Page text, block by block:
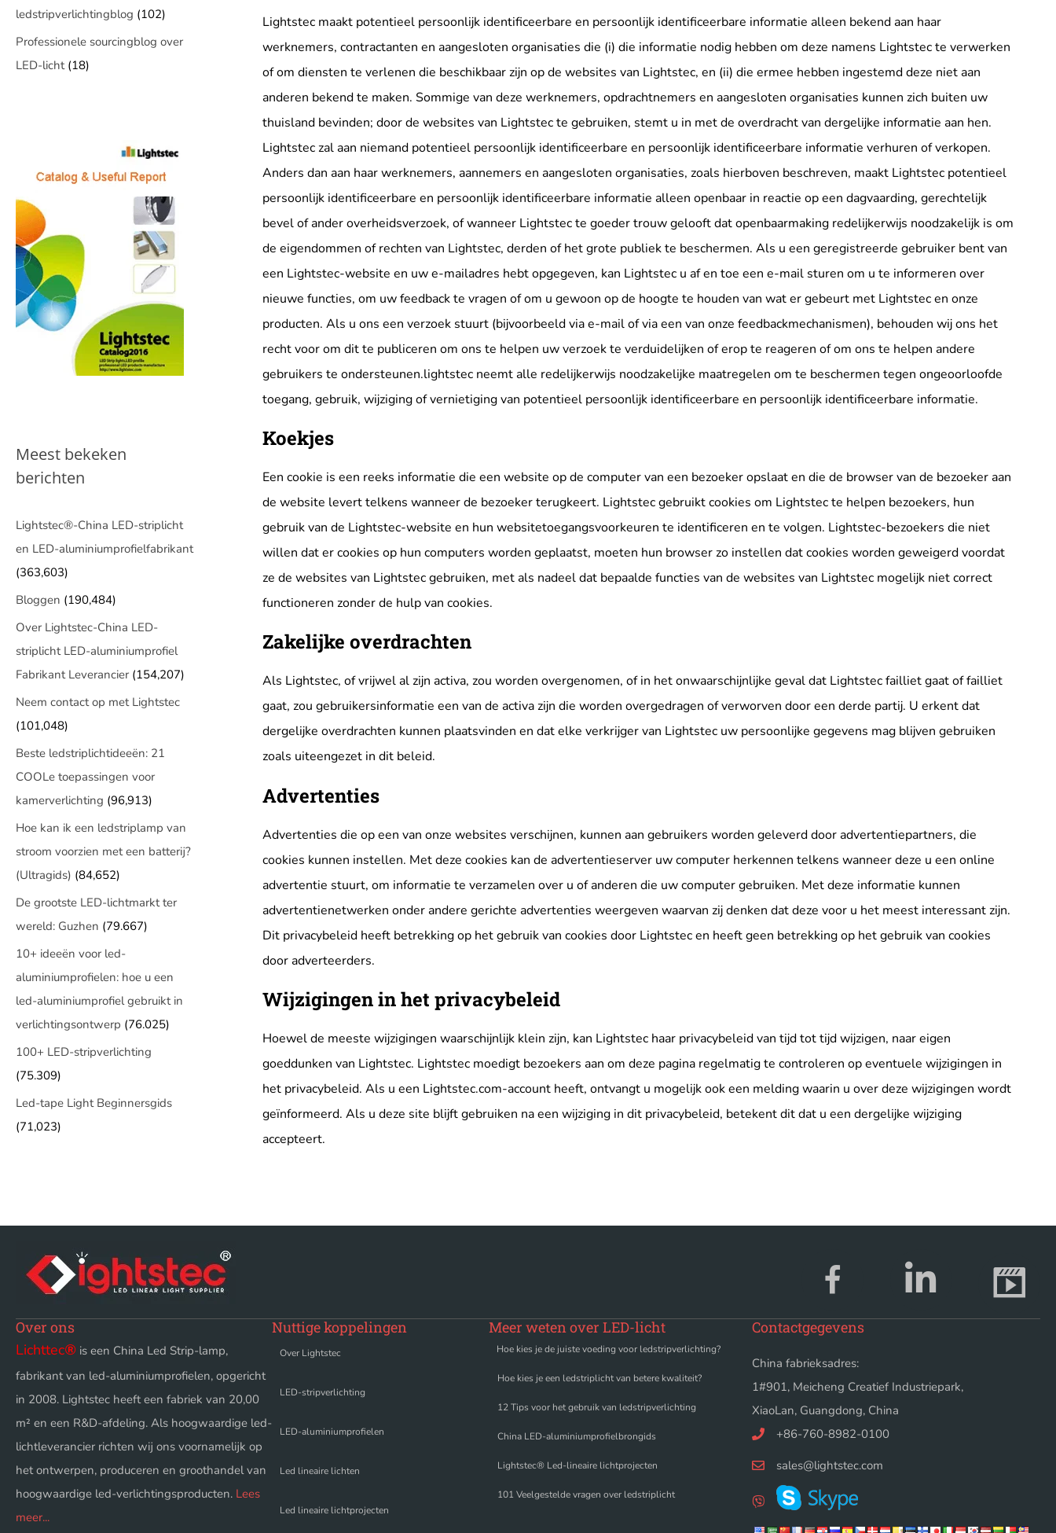
Lightstec maakt potentieel persoonlijk identificeerbare en persoonlijk identificeerbare informatie alleen bekend aan haar
werknemers, contractanten en aangesloten organisaties die (i) die informatie nodig hebben om deze namens Lightstec te verwerken
of om diensten te verlenen die beschikbaar zijn op de websites van Lightstec, en (ii) die ermee hebben ingestemd deze niet aan
anderen bekend te maken. Sommige van deze werknemers, opdrachtnemers en aangesloten organisaties kunnen zich buiten uw
thuisland bevinden; door de websites van Lightstec te gebruiken, stemt u in met de overdracht van dergelijke informatie aan hen.
Lightstec zal aan niemand potentieel persoonlijk identificeerbare en persoonlijk identificeerbare informatie verhuren of verkopen.
Anders dan aan haar werknemers, aannemers en aangesloten organisaties, zoals hierboven beschreven, maakt Lightstec potentieel
persoonlijk identificeerbare en persoonlijk identificeerbare informatie alleen openbaar in reactie op een dagvaarding, gerechtelijk
bevel of ander overheidsverzoek, of wanneer Lightstec te goeder trouw gelooft dat openbaarmaking redelijkerwijs noodzakelijk is om
de eigendommen of rechten van Lightstec, derden of het grote publiek te beschermen. Als u een geregistreerde gebruiker bent van
een Lightstec-website en uw e-mailadres hebt opgegeven, kan Lightstec u af en toe een e-mail sturen om u te informeren over
nieuwe functies, om uw feedback te vragen of om u gewoon op de hoogte te houden van wat er gebeurt met Lightstec en onze
producten. Als u ons een verzoek stuurt (bijvoorbeeld via e-mail of via een van onze feedbackmechanismen), behouden wij ons het
recht voor om dit te publiceren om ons te helpen uw verzoek te verduidelijken of erop te reageren of om ons te helpen andere
gebruikers te ondersteunen.lightstec neemt alle redelijkerwijs noodzakelijke maatregelen om te beschermen tegen ongeoorloofde
toegang, gebruik, wijziging of vernietiging van potentieel persoonlijk identificeerbare en persoonlijk identificeerbare informatie.
Koekjes
Een cookie is een reeks informatie die een website op de computer van een bezoeker opslaat en die de browser van de bezoeker aan
de website levert telkens wanneer de bezoeker terugkeert. Lightstec gebruikt cookies om Lightstec te helpen bezoekers, hun
gebruik van de Lightstec-website en hun websitetoegangsvoorkeuren te identificeren en te volgen. Lightstec-bezoekers die niet
willen dat er cookies op hun computers worden geplaatst, moeten hun browser zo instellen dat cookies worden geweigerd voordat
ze de websites van Lightstec gebruiken, met als nadeel dat bepaalde functies van de websites van Lightstec mogelijk niet correct
functioneren zonder de hulp van cookies.
Zakelijke overdrachten
Als Lightstec, of vrijwel al zijn activa, zou worden overgenomen, of in het onwaarschijnlijke geval dat Lightstec failliet gaat of failliet
gaat, zou gebruikersinformatie een van de activa zijn die worden overgedragen of verworven door een derde partij. U erkent dat
dergelijke overdrachten kunnen plaatsvinden en dat elke verkrijger van Lightstec uw persoonlijke gegevens mag blijven gebruiken
zoals uiteengezet in dit beleid.
Advertenties
Advertenties die op een van onze websites verschijnen, kunnen aan gebruikers worden geleverd door advertentiepartners, die
cookies kunnen instellen. Met deze cookies kan de advertentieserver uw computer herkennen telkens wanneer deze u een online
advertentie stuurt, om informatie te verzamelen over u of anderen die uw computer gebruiken. Met deze informatie kunnen
advertentienetwerken onder andere gerichte advertenties weergeven waarvan zij denken dat deze voor u het meest interessant zijn.
Dit privacybeleid heeft betrekking op het gebruik van cookies door Lightstec en heeft geen betrekking op het gebruik van cookies
door adverteerders.
Wijzigingen in het privacybeleid
Hoewel de meeste wijzigingen waarschijnlijk klein zijn, kan Lightstec haar privacybeleid van tijd tot tijd wijzigen, naar eigen
goeddunken van Lightstec. Lightstec moedigt bezoekers aan om deze pagina regelmatig te controleren op eventuele wijzigingen in
het privacybeleid. Als u een Lightstec.com-account heeft, ontvangt u mogelijk ook een melding waarin u over deze wijzigingen wordt
geïnformeerd. Als u deze site blijft gebruiken na een wijziging in dit privacybeleid, betekent dit dat u een dergelijke wijziging
accepteert.
ledstripverlichtingblog (102)
Professionele sourcingblog over
LED-licht(18)
Meest bekeken
berichten
Lightstec®-China LED-striplicht
en LED-aluminiumprofielfabrikant
(363,603)
Bloggen (190,484)
Over Lightstec-China LED-
striplicht LED-aluminiumprofiel
Fabrikant Leverancier (154,207)
Neem contact op met Lightstec
(101,048)
Beste ledstriplichtideeën: 21
COOLe toepassingen voor
kamerverlichting (96,913)
Hoe kan ik een ledstriplamp van
stroom voorzien met een batterij?
(Ultragids) (84,652)
De grootste LED-lichtmarkt ter
wereld: Guzhen (79.667)
10+ ideeën voor led-
aluminiumprofielen: hoe u een
led-aluminiumprofiel gebruikt in
verlichtingsontwerp (76.025)
100+ LED-stripverlichting
(75.309)
Led-tape Light Beginnersgids
(71,023)
Over ons
Lichttec® is een China Led Strip-lamp,
fabrikant van led-aluminiumprofielen, opgericht
in 2008. Lightstec heeft een fabriek van 20,00
m² en een R&D-afdeling. Als hoogwaardige led-
lichtleverancier richten wij ons voornamelijk op
het ontwerpen, produceren en groothandel van
hoogwaardige led-verlichtingsproducten. Lees
meer...
Nuttige koppelingen
Over Lightstec
LED-stripverlichting
LED-aluminiumprofielen
Led lineaire lichten
Led lineaire lichtprojecten
Meer weten over LED-licht
Hoe kies je de juiste voeding voor ledstripverlichting?
Hoe kies je een ledstriplicht van betere kwaliteit?
12 Tips voor het gebruik van ledstripverlichting
China LED-aluminiumprofielbrongids
Lightstec® Led-lineaire lichtprojecten
101 Veelgestelde vragen over ledstriplicht
Contactgegevens
China fabrieksadres:
1#901, Meicheng Creatief Industriepark,
XiaoLan, Guangdong, China
+86-760-8982-0100
sales@lightstec.com